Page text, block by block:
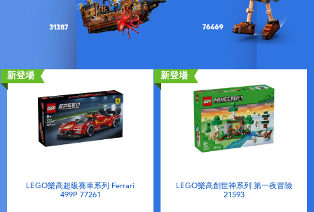
新登場
LEGO樂高超級賽車系列 Ferrari
499P 77261
新登場
LEGO樂高創世神系列 第一夜冒險
21593